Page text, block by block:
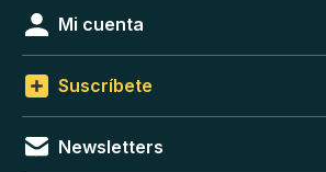
Mi cuenta
Suscríbete
Newsletters